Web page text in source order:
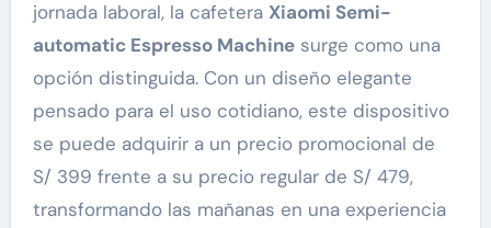
jornada laboral, la cafetera Xiaomi Semi-
automatic Espresso Machinesurge como una
opción distinguida. Con un diseño elegante
pensado para el uso cotidiano, este dispositivo
se puede adquirir a un precio promocional de
S/ 399 frente a su precio regular de S/ 479,
transformando las mañanas en una experiencia